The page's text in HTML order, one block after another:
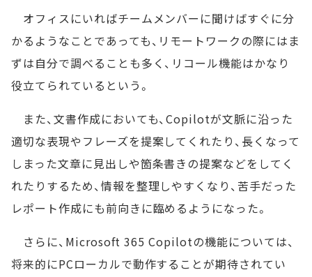
オフィスにいればチームメンバーに聞けばすぐに分
かるようなことであっても、リモートワークの際にはま
ずは自分で調べることも多く、リコール機能はかなり
役立てられているという。
また、文書作成においても、Copilotが文脈に沿った
適切な表現やフレーズを提案してくれたり、長くなって
しまった文章に見出しや箇条書きの提案などをしてく
れたりするため、情報を整理しやすくなり、苦手だった
レポート作成にも前向きに臨めるようになった。
さらに、Microsoft 365 Copilotの機能については、
将来的にPCローカルで動作することが期待されてい